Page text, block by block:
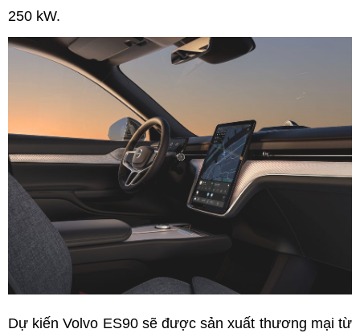
250 kW.
Dự kiến Volvo ES90 sẽ được sản xuất thương mại từ